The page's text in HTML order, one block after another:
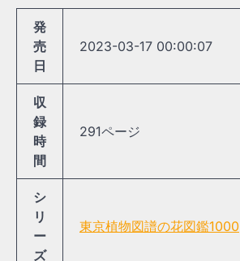
発
売
日
2023-03-17 00:00:07
収
録
時
間
291ページ
シ
リ
ー
ズ
東京植物図譜の花図鑑1000